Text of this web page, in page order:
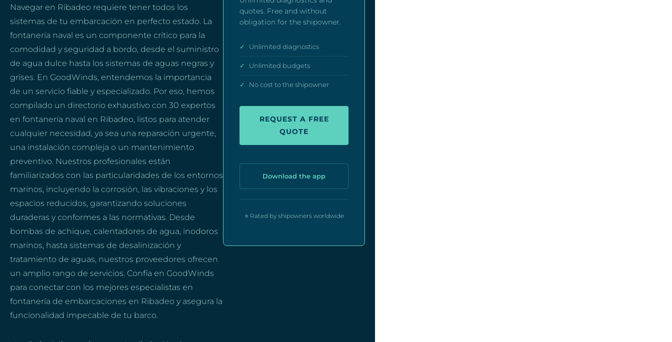
Navegar en Ribadeo requiere tener todos los
sistemas de tu embarcación en perfecto estado. La
fontanería naval es un componente crítico para la
comodidad y seguridad a bordo, desde el suministro
de agua dulce hasta los sistemas de aguas negras y
grises. En GoodWinds, entendemos la importancia
de un servicio fiable y especializado. Por eso, hemos
compilado un directorio exhaustivo con 30 expertos
en fontanería naval en Ribadeo, listos para atender
cualquier necesidad, ya sea una reparación urgente,
una instalación compleja o un mantenimiento
preventivo. Nuestros profesionales están
familiarizados con las particularidades de los entornos
marinos, incluyendo la corrosión, las vibraciones y los
espacios reducidos, garantizando soluciones
duraderas y conformes a las normativas. Desde
bombas de achique, calentadores de agua, inodoros
marinos, hasta sistemas de desalinización y
tratamiento de aguas, nuestros proveedores ofrecen
un amplio rango de servicios. Confía en GoodWinds
para conectar con los mejores especialistas en
fontanería de embarcaciones en Ribadeo y asegura la
funcionalidad impecable de tu barco.
quotes. Free and without
obligation for the shipowner.
✓ Unlimited diagnostics
✓ Unlimited budgets
✓ No cost to the shipowner
REQUEST A FREE
QUOTE
Download the app
⭐ Rated by shipowners worldwide